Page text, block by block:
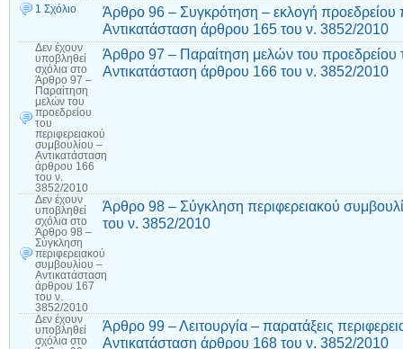
1 Σχόλιο
Άρθρο 96 – Συγκρότηση – εκλογή προεδρείου
Αντικατάσταση άρθρου 165 του ν. 3852/2010
Δεν έχουν
υποβληθεί
σχόλια στο
Άρθρο 97 –
Παραίτηση
μελών του
προεδρείου
του
περιφερειακού
συμβουλίου –
Αντικατάσταση
άρθρου 166
του ν.
3852/2010
Άρθρο 97 – Παραίτηση μελών του προεδρείου
Αντικατάσταση άρθρου 166 του ν. 3852/2010
Δεν έχουν
υποβληθεί
σχόλια στο
Άρθρο 98 –
Σύγκληση
περιφερειακού
συμβουλίου –
Αντικατάσταση
άρθρου 167
του ν.
3852/2010
Άρθρο 98 – Σύγκληση περιφερειακού
του ν. 3852/2010
Δεν έχουν
υποβληθεί
σχόλια στο
Άρθρο 99 – Λειτουργία – παρατάξεις
Αντικατάσταση άρθρου 168 του ν. 3852/2010